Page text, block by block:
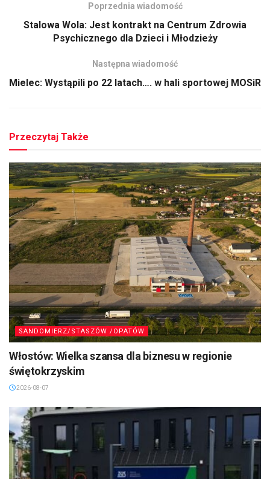
Poprzednia wiadomość
Stalowa Wola: Jest kontrakt na Centrum Zdrowia
Psychicznego dla Dzieci i Młodzieży
Następna wiadomość
Mielec: Wystąpili po 22 latach…. w hali sportowej MOSiR
Przeczytaj Także
SANDOMIERZ/STASZÓW /OPATÓW
Włostów: Wielka szansa dla biznesu w regionie
świętokrzyskim
2026-08-07